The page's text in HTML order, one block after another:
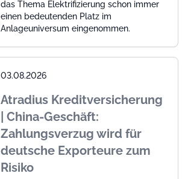
das Thema Elektrifizierung schon immer
einen bedeutenden Platz im
Anlageuniversum eingenommen.
03.08.2026
Atradius Kreditversicherung
| China-Geschäft:
Zahlungsverzug wird für
deutsche Exporteure zum
Risiko